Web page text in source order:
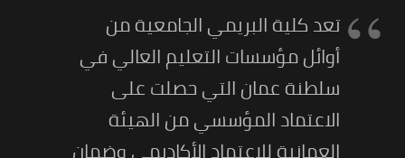
تعد كلية البريمي الجامعية من
أوائل مؤسسات التعليم العالي في
سلطنة عمان التي حصلت على
الاعتماد المؤسسي من الهيئة